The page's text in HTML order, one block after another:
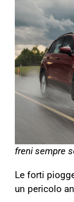
freni sempre
Le forti
un pericolo